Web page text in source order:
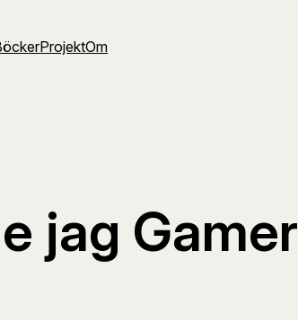
ProjektOm
jag Gamer